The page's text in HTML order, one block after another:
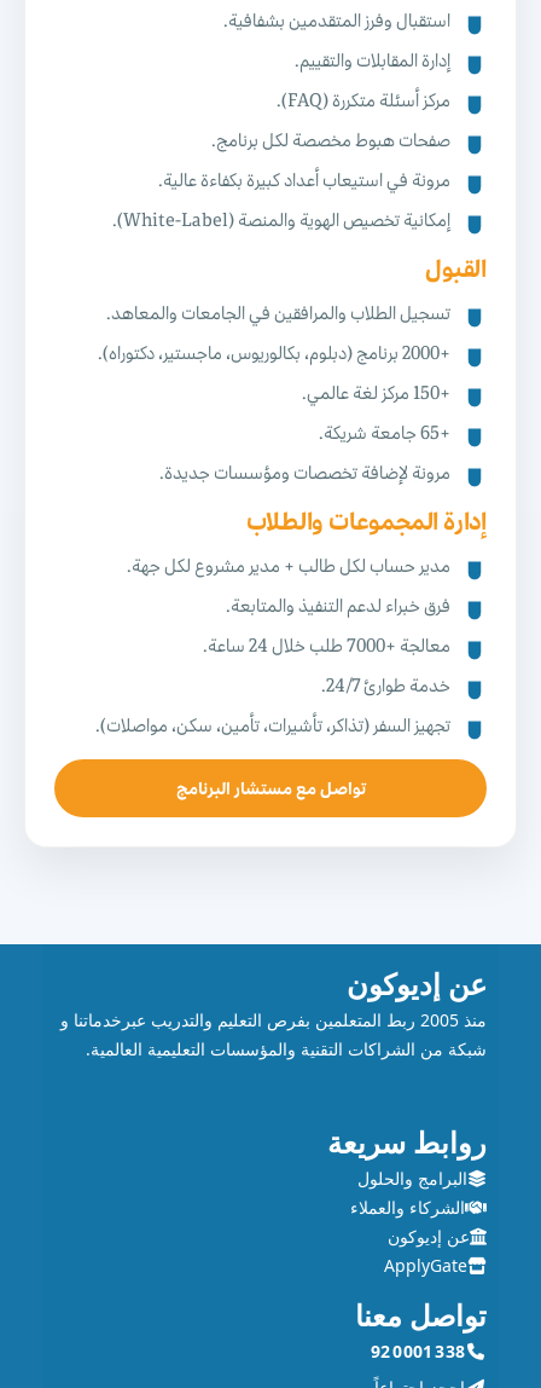
استقبال وفرز المتقدمين بشفافية.
إدارة المقابلات والتقييم.
مركز أسئلة متكررة (FAQ).
صفحات هبوط مخصصة لكل برنامج.
مرونة في استيعاب أعداد كبيرة بكفاءة عالية.
إمكانية تخصيص الهوية والمنصة (White-Label).
القبول
تسجيل الطلاب والمرافقين في الجامعات والمعاهد.
+2000 برنامج (دبلوم، بكالوريوس، ماجستير، دكتوراه).
+150 مركز لغة عالمي.
+65 جامعة شريكة.
مرونة لإضافة تخصصات ومؤسسات جديدة.
إدارة المجموعات والطلاب
مدير حساب لكل طالب + مدير مشروع لكل جهة.
فرق خبراء لدعم التنفيذ والمتابعة.
معالجة +7000 طلب خلال 24 ساعة.
خدمة طوارئ 24/7.
تجهيز السفر (تذاكر، تأشيرات، تأمين، سكن، مواصلات).
تواصل مع مستشار البرنامج
عن إديوكون
منذ 2005 ربط المتعلمين بفرص التعليم والتدريب عبرخدماتنا و
شبكة من الشراكات التقنية والمؤسسات التعليمية العالمية.
روابط سريعة
البرامج والحلول
الشركاء والعملاء
عن إديوكون
ApplyGate
تواصل معنا
92 0001 338